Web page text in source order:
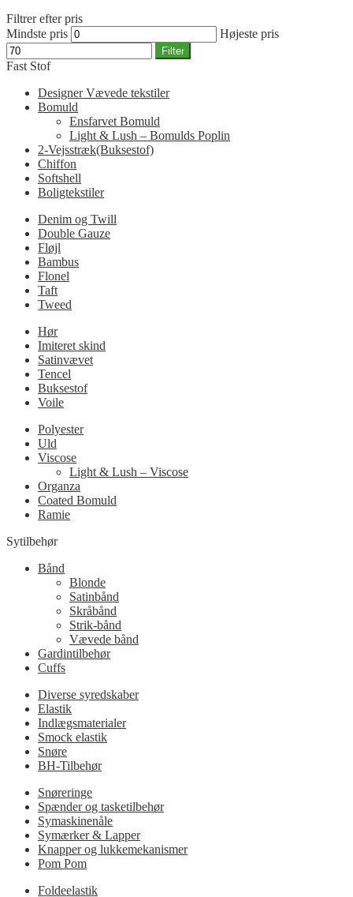
Filtrer efter pris
Mindste pris
Højeste pris
Filter
Fast Stof
Designer Vævede tekstiler
Bomuld
Ensfarvet Bomuld
Light & Lush – Bomulds Poplin
2-Vejsstræk(Buksestof)
Chiffon
Softshell
Boligtekstiler
Denim og Twill
Double Gauze
Fløjl
Bambus
Flonel
Taft
Tweed
Hør
Imiteret skind
Satinvævet
Tencel
Buksestof
Voile
Polyester
Uld
Viscose
Light & Lush – Viscose
Organza
Coated Bomuld
Ramie
Sytilbehør
Bånd
Blonde
Satinbånd
Skråbånd
Strik-bånd
Vævede bånd
Gardintilbehør
Cuffs
Diverse syredskaber
Elastik
Indlægsmaterialer
Smock elastik
Snøre
BH-Tilbehør
Snøreringe
Spænder og tasketilbehør
Symaskinenåle
Symærker & Lapper
Knapper og lukkemekanismer
Pom Pom
Foldeelastik